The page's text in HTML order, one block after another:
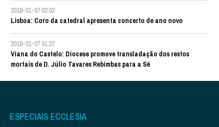
2018-01-07 02:02
Lisboa: Coro da catedral apresenta concerto de ano novo
2018-01-07 01:27
Viana do Castelo: Diocese promove transladação dos restos
mortais de D. Júlio Tavares Rebimbas para a Sé
ESPECIAIS ECCLESIA